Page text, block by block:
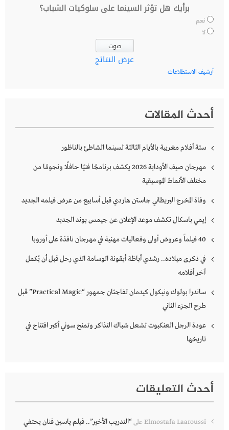
برأيك هل تؤثر السينما على سلوكيات الشباب؟
نعم
لا
عرض النتائج
أرشيف الاستطلاعات
أحدث المقالات
ستة أفلام مغربية بالأيام الثالثة لسينما الشاطئ بالناظور
مهرجان صيف الأوداية 2026 يكشف برنامجًا فنيًا حافلًا ونجومًا من
مختلف الأنماط الموسيقية
وفاة المخرج البريطاني جاستن هاردي قبل أسابيع من عرض فيلمه الجديد
إيمي باسكال تكشف موعد الإعلان عن جيمس بوند الجديد
40 فيلماً وعروض أولى وفعاليات مهنية في مهرجان نافذة على أوروبا
في ذكرى ميلاده.. رشدي أباظة أيقونة الوسامة الذي رحل قبل أن يُكمل
آخر أفلامه
ساندرا بولوك ونيكول كيدمان تفاجئان جمهور “Practical Magic” قبل
طرح الجزء الثاني
عودة الرجل العنكبوت تشعل شباك التذاكر وتمنح سوني أكبر افتتاح في
تاريخها
أحدث التعليقات
Elmostafa Laaroussi على“التدريب الأخير”.. فيلم ياسين فنان يحتفي